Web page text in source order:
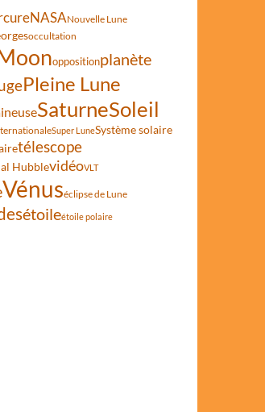
NASANouvelle Lune
occultation
oppositionplanète
Pleine Lune
SaturneSoleil
Super LuneSystème solaire
télescope
HubblevidéoVLT
Vénuséclipse de Lune
étoileétoile polaire